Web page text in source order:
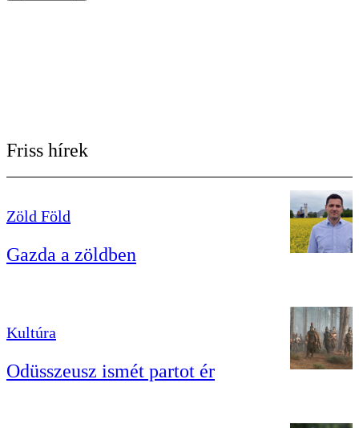
Friss hírek
Zöld Föld
Gazda a zöldben
Kultúra
Odüsszeusz ismét partot ér